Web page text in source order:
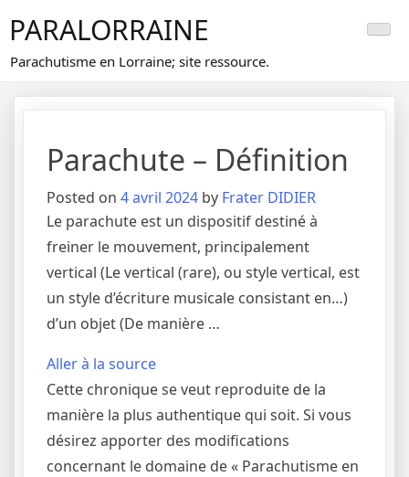
content
PARALORRAINE
Parachutisme en Lorraine; site ressource.
Parachute – Définition
Posted on 4 avril 2024 by Frater DIDIER
Le parachute est un dispositif destiné à
freiner le mouvement, principalement
vertical (Le vertical (rare), ou style vertical, est
un style d’écriture musicale consistant en…)
d’un objet (De manière …
Aller à la source
Cette chronique se veut reproduite de la
manière la plus authentique qui soit. Si vous
désirez apporter des modifications
concernant le domaine de « Parachutisme en